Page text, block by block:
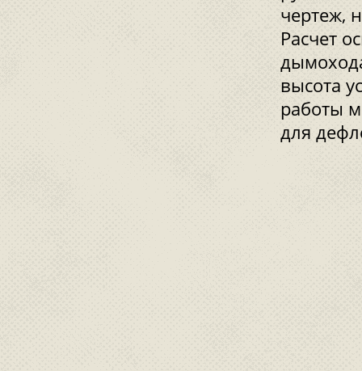
чертеж,
Расчет
высота
работы
для